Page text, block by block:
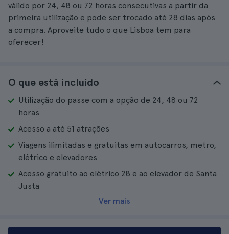
válido por 24, 48 ou 72 horas consecutivas a partir da
primeira utilização e pode ser trocado até 28 dias após
a compra. Aproveite tudo o que Lisboa tem para
oferecer!
O que está incluído
Utilização do passe com a opção de 24, 48 ou 72
horas
Acesso a até 51 atrações
Viagens ilimitadas e gratuitas em autocarros, metro,
elétrico e elevadores
Acesso gratuito ao elétrico 28 e ao elevador de Santa
Justa
Ver mais